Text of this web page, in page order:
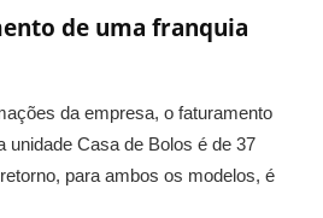
de uma franquia
da empresa, o faturamento
unidade Casa de Bolos é de 37
para ambos os modelos, é